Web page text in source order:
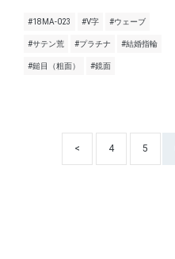
#18MA-023 #V字 #ウェーブ
#サテン荒 #プラチナ #結婚指輪
#鎚目（粗面） #鏡面
< 4 5